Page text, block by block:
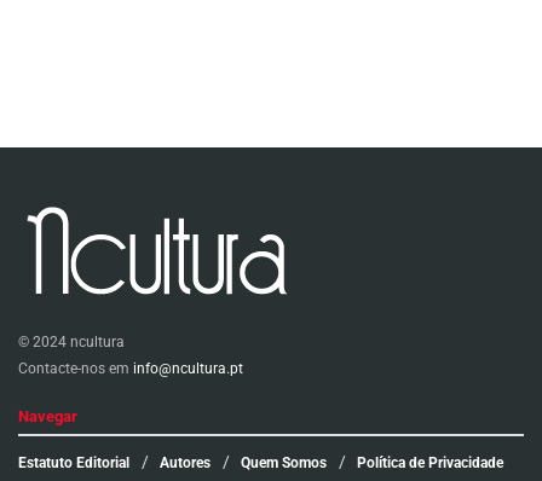
© 2024 ncultura
Contacte-nos em info@ncultura.pt
Navegar
Estatuto Editorial Autores Quem Somos Política de Privacidade